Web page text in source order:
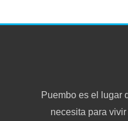
Puembo es el lugar
necesita para